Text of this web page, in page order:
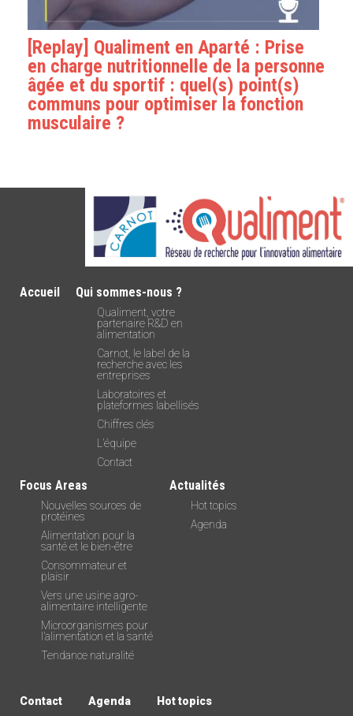
[Replay] Qualiment en Aparté : Prise
en charge nutritionnelle de la personne
âgée et du sportif : quel(s) point(s)
communs pour optimiser la fonction
musculaire ?
Accueil Qui sommes-nous ?
Qualiment, votre
partenaire R&D en
alimentation
Carnot, le label de la
recherche avec les
entreprises
Laboratoires et
plateformes labellisés
Chiffres clés
L’équipe
Contact
Focus Areas
Nouvelles sources de
protéines
Alimentation pour la
santé et le bien-être
Consommateur et
plaisir
Vers une usine agro-
alimentaire intelligente
Microorganismes pour
l’alimentation et la santé
Tendance naturalité
Actualités
Hot topics
Agenda
Contact Agenda
Hot topics